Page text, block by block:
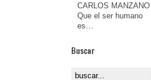
CARLOS MANZANO
Que el ser humano
es…
Buscar